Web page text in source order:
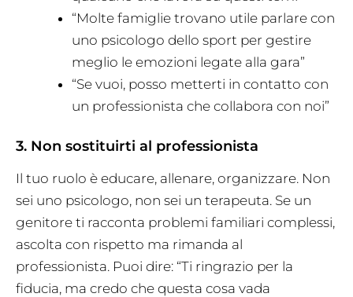
“Molte famiglie trovano utile parlare con
uno psicologo dello sport per gestire
meglio le emozioni legate alla gara”
“Se vuoi, posso metterti in contatto con
un professionista che collabora con noi”
3. Non sostituirti al professionista
Il tuo ruolo è educare, allenare, organizzare. Non
sei uno psicologo, non sei un terapeuta. Se un
genitore ti racconta problemi familiari complessi,
ascolta con rispetto ma rimanda al
professionista. Puoi dire: “Ti ringrazio per la
fiducia, ma credo che questa cosa vada